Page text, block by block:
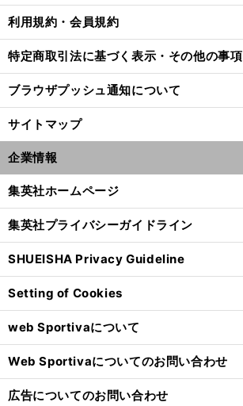
利用規約・会員規約
特定商取引法に基づく表示・その他の事項
ブラウザプッシュ通知について
サイトマップ
企業情報
集英社ホームページ
集英社プライバシーガイドライン
SHUEISHA Privacy Guideline
Setting of Cookies
web Sportivaについて
Web Sportivaについてのお問い合わせ
広告についてのお問い合わせ